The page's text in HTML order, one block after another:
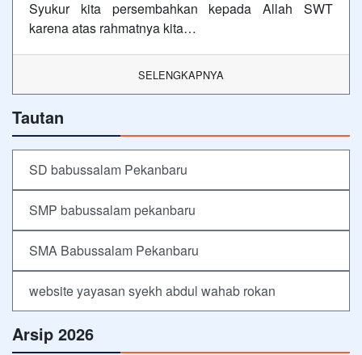
Syukur kita persembahkan kepada Allah SWT
karena atas rahmatnya kita…
SELENGKAPNYA
Tautan
SD babussalam Pekanbaru
SMP babussalam pekanbaru
SMA Babussalam Pekanbaru
website yayasan syekh abdul wahab rokan
Arsip 2026